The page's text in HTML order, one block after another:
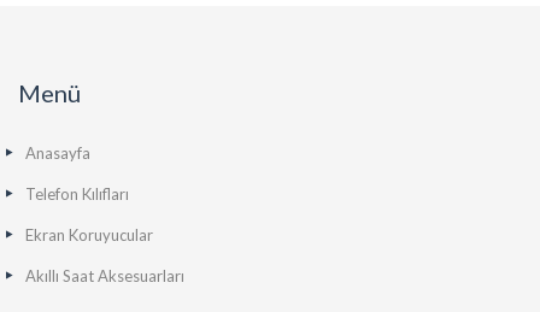
Menü
Anasayfa
Telefon Kılıfları
Ekran Koruyucular
Akıllı Saat Aksesuarları